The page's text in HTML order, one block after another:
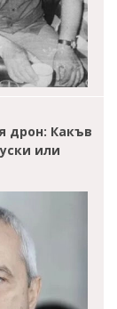
дрон: Какъв
или